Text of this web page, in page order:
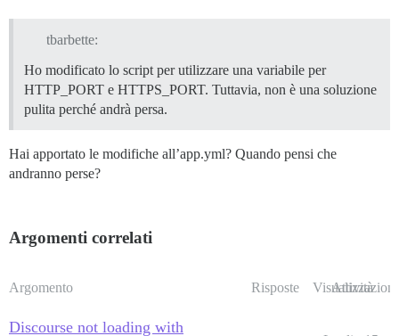
tbarbette:
Ho modificato lo script per utilizzare una variabile per
HTTP_PORT e HTTPS_PORT. Tuttavia, non è una soluzione
pulita perché andrà persa.
Hai apportato le modifiche all’app.yml? Quando pensi che
andranno perse?
Argomenti correlati
Argomento Risposte Visualizzazioni
Attività
Discourse not loading with